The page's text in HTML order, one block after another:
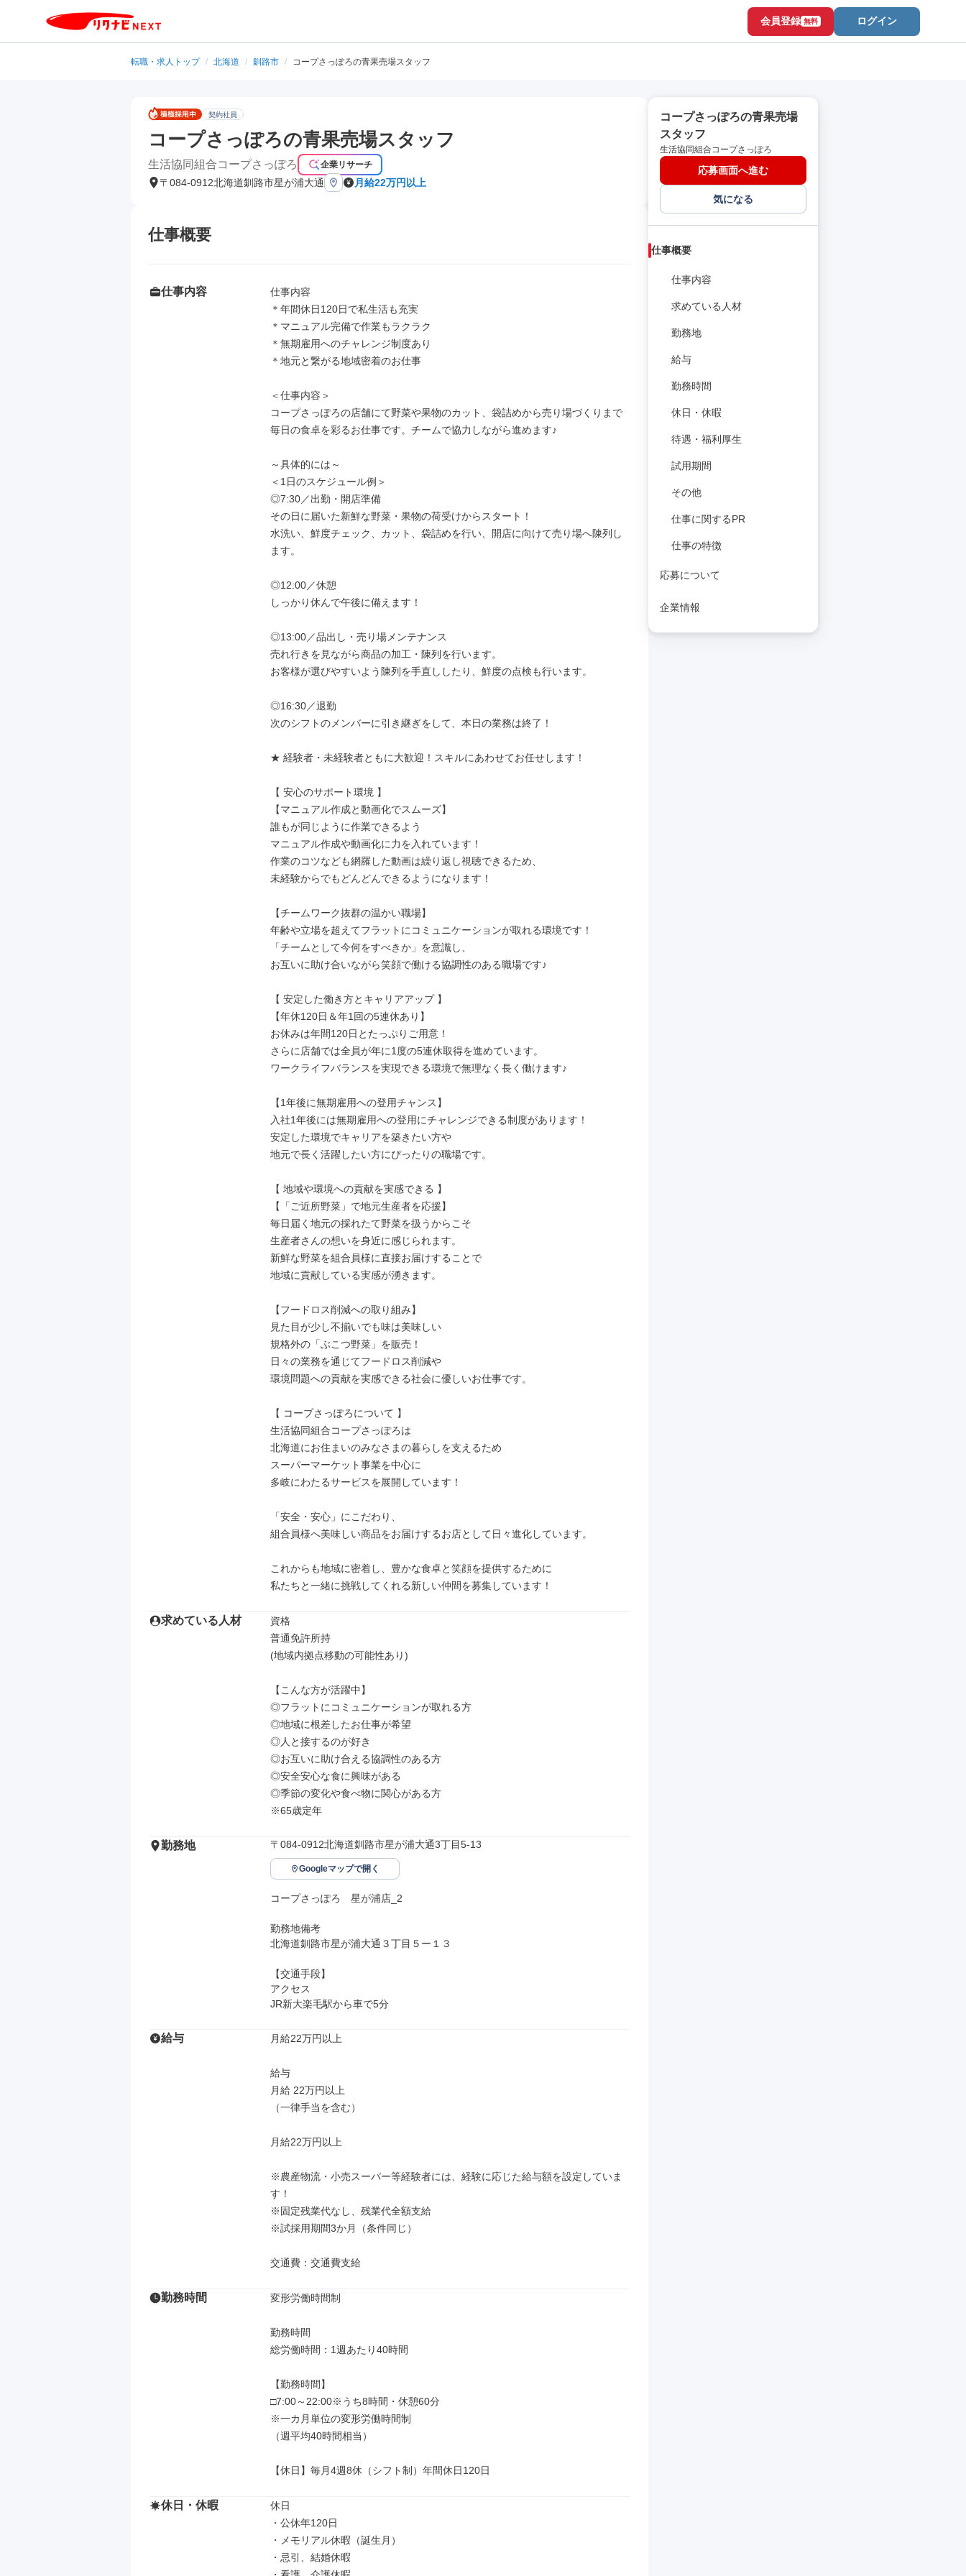
会員登録 無料 ログイン
転職・求人トップ / 北海道 / 釧路市 / コープさっぽろの青果売場スタッフ
契約社員
コープさっぽろの青果売場スタッフ
生活協同組合コープさっぽろ 企業リサーチ
〒084-0912北海道釧路市星が浦大通 月給22万円以上
仕事概要
仕事内容
仕事内容
＊年間休日120日で私生活も充実
＊マニュアル完備で作業もラクラク
＊無期雇用へのチャレンジ制度あり
＊地元と繋がる地域密着のお仕事
＜仕事内容＞
コープさっぽろの店舗にて野菜や果物のカット、袋詰めから売り場づくりまで
毎日の食卓を彩るお仕事です。チームで協力しながら進めます♪
～具体的には～
＜1日のスケジュール例＞
◎7:30／出勤・開店準備
その日に届いた新鮮な野菜・果物の荷受けからスタート！
水洗い、鮮度チェック、カット、袋詰めを行い、開店に向けて売り場へ陳列し
ます。
◎12:00／休憩
しっかり休んで午後に備えます！
◎13:00／品出し・売り場メンテナンス
売れ行きを見ながら商品の加工・陳列を行います。
お客様が選びやすいよう陳列を手直ししたり、鮮度の点検も行います。
◎16:30／退勤
次のシフトのメンバーに引き継ぎをして、本日の業務は終了！
★ 経験者・未経験者ともに大歓迎！スキルにあわせてお任せします！
【 安心のサポート環境 】
【マニュアル作成と動画化でスムーズ】
誰もが同じように作業できるよう
マニュアル作成や動画化に力を入れています！
作業のコツなども網羅した動画は繰り返し視聴できるため、
未経験からでもどんどんできるようになります！
【チームワーク抜群の温かい職場】
年齢や立場を超えてフラットにコミュニケーションが取れる環境です！
「チームとして今何をすべきか」を意識し、
お互いに助け合いながら笑顔で働ける協調性のある職場です♪
【 安定した働き方とキャリアアップ 】
【年休120日＆年1回の5連休あり】
お休みは年間120日とたっぷりご用意！
さらに店舗では全員が年に1度の5連休取得を進めています。
ワークライフバランスを実現できる環境で無理なく長く働けます♪
【1年後に無期雇用への登用チャンス】
入社1年後には無期雇用への登用にチャレンジできる制度があります！
安定した環境でキャリアを築きたい方や
地元で長く活躍したい方にぴったりの職場です。
【 地域や環境への貢献を実感できる 】
【「ご近所野菜」で地元生産者を応援】
毎日届く地元の採れたて野菜を扱うからこそ
生産者さんの想いを身近に感じられます。
新鮮な野菜を組合員様に直接お届けすることで
地域に貢献している実感が湧きます。
【フードロス削減への取り組み】
見た目が少し不揃いでも味は美味しい
規格外の「ぶこつ野菜」を販売！
日々の業務を通じてフードロス削減や
環境問題への貢献を実感できる社会に優しいお仕事です。
【 コープさっぽろについて 】
生活協同組合コープさっぽろは
北海道にお住まいのみなさまの暮らしを支えるため
スーパーマーケット事業を中心に
多岐にわたるサービスを展開しています！
「安全・安心」にこだわり、
組合員様へ美味しい商品をお届けするお店として日々進化しています。
これからも地域に密着し、豊かな食卓と笑顔を提供するために
私たちと一緒に挑戦してくれる新しい仲間を募集しています！
求めている人材
資格
普通免許所持
(地域内拠点移動の可能性あり)
【こんな方が活躍中】
◎フラットにコミュニケーションが取れる方
◎地域に根差したお仕事が希望
◎人と接するのが好き
◎お互いに助け合える協調性のある方
◎安全安心な食に興味がある
◎季節の変化や食べ物に関心がある方
※65歳定年
勤務地 〒084-0912北海道釧路市星が浦大通3丁目5-13
Googleマップで開く
コープさっぽろ　星が浦店_2
勤務地備考
北海道釧路市星が浦大通３丁目５ー１３
【交通手段】
アクセス
JR新大楽毛駅から車で5分
給与 月給22万円以上
給与
月給 22万円以上
（一律手当を含む）
月給22万円以上
※農産物流・小売スーパー等経験者には、経験に応じた給与額を設定していま
す！
※固定残業代なし、残業代全額支給
※試採用期間3か月（条件同じ）
交通費：交通費支給
勤務時間 変形労働時間制
勤務時間
総労働時間：1週あたり40時間
【勤務時間】
□7:00～22:00※うち8時間・休憩60分
※一カ月単位の変形労働時間制
（週平均40時間相当）
【休日】毎月4週8休（シフト制）年間休日120日
休日・休暇
休日
・公休年120日
・メモリアル休暇（誕生月）
・忌引、結婚休暇
コープさっぽろの青果売場
スタッフ
生活協同組合コープさっぽろ
応募画面へ進む
気になる
仕事概要
仕事内容
求めている人材
勤務地
給与
勤務時間
休日・休暇
待遇・福利厚生
試用期間
その他
仕事に関するPR
仕事の特徴
応募について
企業情報